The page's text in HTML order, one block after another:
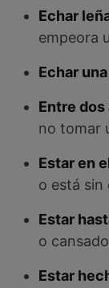
Echar
empeora
Echar
Entre dos
no tomar
Estar en
o está sin
Estar
o
Estar